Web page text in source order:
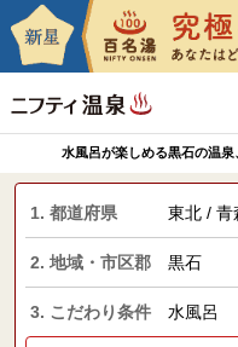
水風呂が楽しめる黒石の温
1. 都道府県 東北 / 青
2. 地域・市区郡 黒石
3. こだわり条件 水風呂